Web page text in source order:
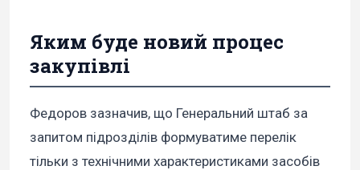
Яким буде новий процес
закупівлі
Федоров зазначив, що Генеральний штаб за
запитом підрозділів формуватиме перелік
тільки з технічними характеристиками засобів